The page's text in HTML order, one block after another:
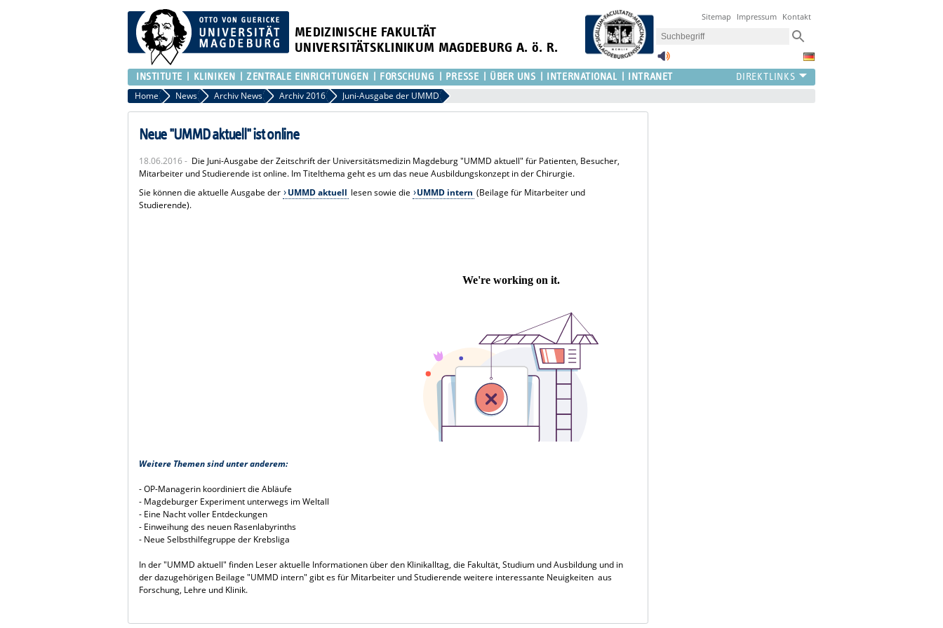
MEDIZINISCHE FAKULTÄT
UNIVERSITÄTSKLINIKUM MAGDEBURG A. ö. R.
Sitemap Impressum Kontakt
INSTITUTE KLINIKEN ZENTRALE EINRICHTUNGEN FORSCHUNG PRESSE ÜBER UNS INTERNATIONAL INTRANET
Home News Archiv News Archiv 2016 Juni-Ausgabe der UMMD
Neue "UMMD aktuell" ist online
18.06.2016 - Die Juni-Ausgabe der Zeitschrift der Universitätsmedizin Magdeburg "UMMD aktuell" für Patienten, Besucher,
Mitarbeiter und Studierende ist online. Im Titelthema geht es um das neue Ausbildungskonzept in der Chirurgie.
Sie können die aktuelle Ausgabe der
UMMD aktuell lesen sowie die UMMD intern (Beilage für Mitarbeiter und
Studierende).
Weitere Themen sind unter anderem:
- OP-Managerin koordiniert die Abläufe
- Magdeburger Experiment unterwegs im Weltall
- Eine Nacht voller Entdeckungen
- Einweihung des neuen Rasenlabyrinths
- Neue Selbsthilfegruppe der Krebsliga
In der "UMMD aktuell" finden Leser aktuelle Informationen über den Klinikalltag, die Fakultät, Studium und Ausbildung und in
der dazugehörigen Beilage "UMMD intern" gibt es für Mitarbeiter und Studierende weitere interessante Neuigkeiten aus
Forschung, Lehre und Klinik.